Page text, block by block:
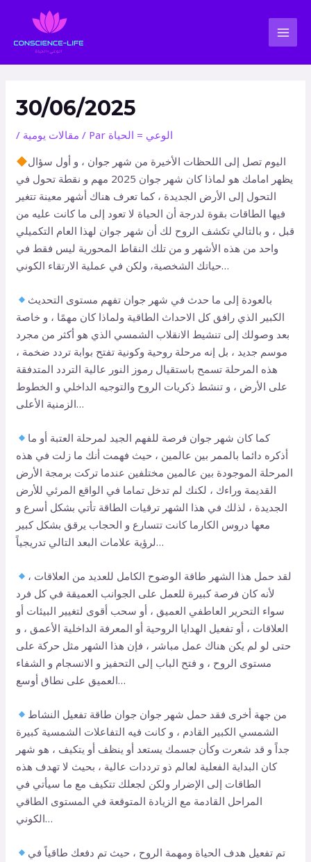
contenu
30/06/2025
/ مقالات يومية / Par الوعي = الحياة
اليوم تصل إلى اللحظات الأخيرة من شهر جوان ، و أول سؤال
يظهر امامك هو لماذا كان شهر جوان 2025 مهم و نقطة تحول في
التحول إلى الأرض الجديدة ، كما تعرف هناك أشهر معينة تتغير
فيها الطاقات بقوة لدرجة أن الحياة لا تعود إلى ما كانت عليه من
قبل ، و بالتالي تكشف الروح لك أن شهر جوان لهذا العام التكميلي
واحد من هذه الأشهر و من تلك النقاط المحورية ليس فقط في
حياتك الشخصية، ولكن في عملية الارتقاء الكوني…
بالعودة إلى ما حدث في شهر جوان تفهم مستوى التحديث
الكبير الذي رافق كل الاحداث الطاقية ولماذا كان مهمًا ، و خاصة
بعد وصولك إلى تنشيط الانقلاب الشمسي الذي هو أكثر من مجرد
موسم جديد ، بل إنه مرحلة روحية وكونية تفتح بوابة تردد ضخمة ،
هذه المرحلة تسمح باستقيال رموز النور عالية التردد المتدفقة
على الأرض ، و تنشط ذكريات الروح والتوجيه الداخلي و الخطوط
الزمنية الأعلى…
كما كان شهر جوان فرصة للفهم الجيد لمرحلة العتبة أو ما
أذكره دائما بالممر بين عالمين ، حيث فهمت أنك ما زلت في هذه
المرحلة الموجودة بين عالمين مختلفين عندما تركت برمجة الأرض
القديمة وراءك ، لكنك لم تدخل تماما في الواقع المرئي للأرض
الجديدة ، لذلك في هذا الشهر ترقيات الطاقة تأتي بشكل أسرع و
معها دروس الكارما كانت تتسارع و الحجاب يرقق بشكل كبير
لرؤية علامات البعد التالي تدريجياً…
لقد حمل هذا الشهر طاقة الوضوح الكامل للعديد من العلاقات ،
لأنه كان فرصة كبيرة للعمل على الجوانب العميقة في كل فرد
سواء التحرير العاطفي العميق ، أو سحب أقوى لتغيير البيئات أو
العلاقات ، أو تفعيل الهدايا الروحية أو المعرفة الداخلية الأعمق ، و
حتى لو لم يكن هناك عمل مباشر ، فإن هذا الشهر مثل حركة على
مستوى الروح ، و فتح الباب إلى التحفيز و الانسجام و الشفاء
العميق على نطاق أوسع…
من جهة أخرى فقد حمل شهر جوان جوان طاقة تفعيل النشاط
الشمسي الكبير القادم ، و كانت فيه التفاعلات الشمسية كبيرة
جداً و قد شعرت وكأن جسمك يستعد أو ينظف أو يتكيف ، هو شهر
كان البداية الفعلية لعالم ذو ترددات عالية ، بحيث لا تهدف هذه
الطاقات إلى الإضرار ولكن لجعلك تتكيف مع ما سيأتي في
المراحل القادمة مع الزيادة المتوقعة في المستوى الطاقي
الكوني…
تم تفعيل هدف الحياة ومهمة الروح ، حيث تم دفعك طاقياً في
Navigation
articles